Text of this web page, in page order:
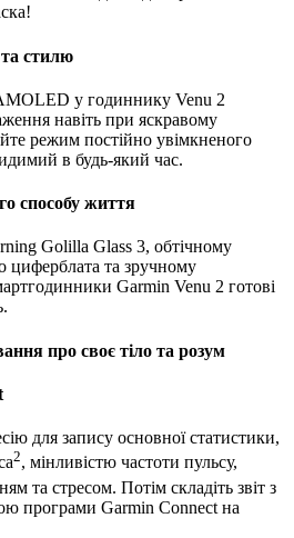
стилю
у годиннику Venu 2
навіть при яскравому
режим постійно увімкненого
в будь-який час.
способу життя
Golilla Glass 3, обтічному
циферблата та зручному
Garmin Venu 2 готові
про своє тіло та розум
для запису основної статистики,
2, мінливістю частоти пульсу,
та стресом. Потім складіть звіт з
програми Garmin Connect на